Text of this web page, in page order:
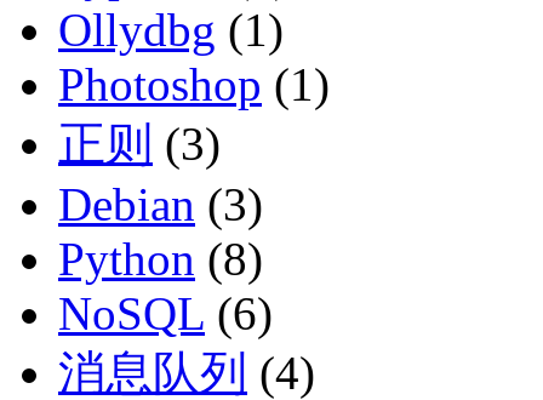
Ollydbg (1)
Photoshop (1)
正则 (3)
Debian (3)
Python (8)
NoSQL (6)
消息队列 (4)